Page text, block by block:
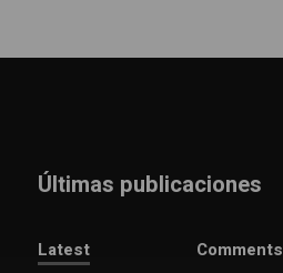
Últimas publicaciones
Latest Comments